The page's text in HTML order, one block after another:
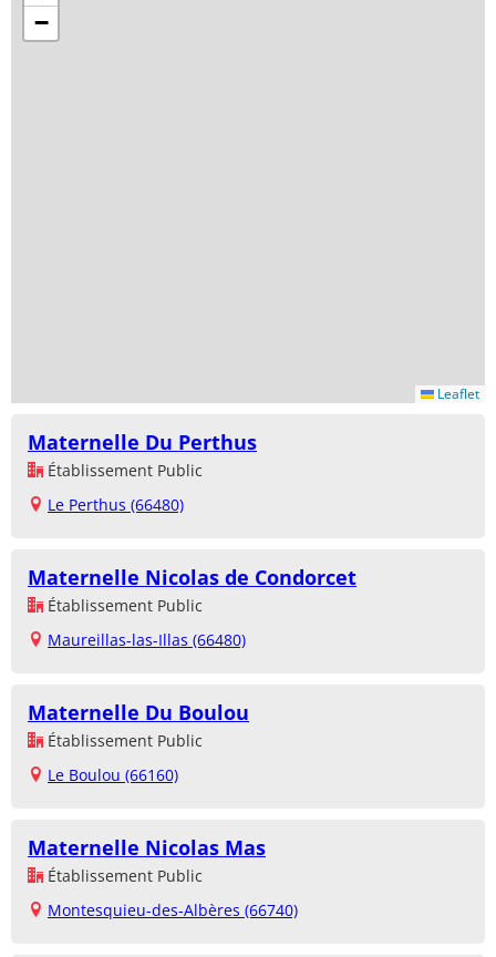
−
Leaflet
Maternelle Du Perthus
Établissement Public
Le Perthus (66480)
Maternelle Nicolas de Condorcet
Établissement Public
Maureillas-las-Illas (66480)
Maternelle Du Boulou
Établissement Public
Le Boulou (66160)
Maternelle Nicolas Mas
Établissement Public
Montesquieu-des-Albères (66740)